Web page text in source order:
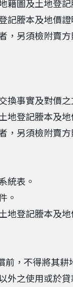
籍圖及土地登
記謄本及地價
，另須檢附賣
換事實及對價
地登記謄本及
，另須檢附賣
統表。
。
地登記謄本及
前，不得將其
外之使用或於